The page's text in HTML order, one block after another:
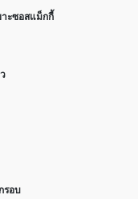
าะซอสแม็กกี้
รอบ